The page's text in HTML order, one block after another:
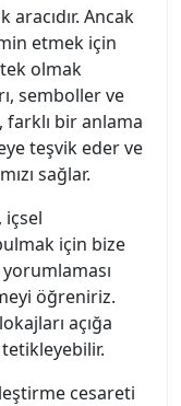
Ancak
etmek için
olmak
semboller ve
bir anlama
teşvik eder ve
sağlar.
içsel
için bize
öğreniriz.
açığa
cesareti